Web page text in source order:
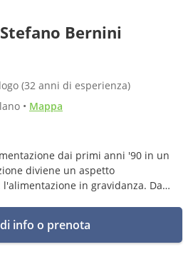
Bernini
(32 anni di esperienza)
• Mappa
dai primi anni '90 in un
diviene un aspetto
in gravidanza. Da
info o prenota